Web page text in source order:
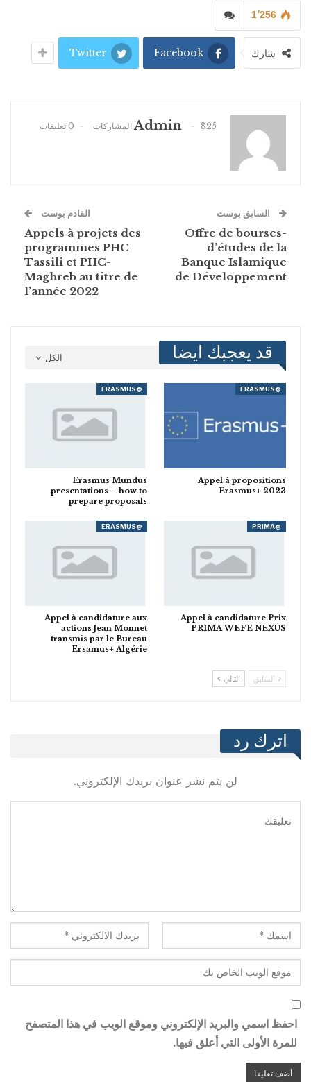
1٬256
شارك Facebook
Twitter
Admin 825 المشاركات 0 تعليقات
السابق بوست
-Offre de bourses
d’études de la
Banque Islamique
de Développement
القادم بوست
Appels à projets des
programmes PHC-
Tassili et PHC-
Maghreb au titre de
l’année 2022
الكل قد يعجبك ايضا
@ERASMUS
Appel à propositions
Erasmus+ 2023
@ERASMUS
Erasmus Mundus
presentations – how to
prepare proposals
@PRIMA
Appel à candidature Prix
PRIMA WEFE NEXUS
@ERASMUS
Appel à candidature aux
actions Jean Monnet
transmis par le Bureau
Ersamus+ Algérie
السابق التالي
اترك رد
لن يتم نشر عنوان بريدك الإلكتروني.
احفظ اسمي والبريد الإلكتروني وموقع الويب في هذا المتصفح
للمرة الأولى التي أعلق فيها.